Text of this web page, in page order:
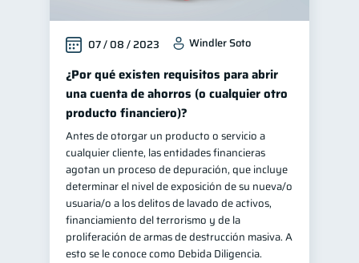
07 / 08 / 2023 Windler Soto
¿Por qué existen requisitos para abrir
una cuenta de ahorros (o cualquier otro
producto financiero)?
Antes de otorgar un producto o servicio a
cualquier cliente, las entidades financieras
agotan un proceso de depuración, que incluye
determinar el nivel de exposición de su nueva/o
usuaria/o a los delitos de lavado de activos,
financiamiento del terrorismo y de la
proliferación de armas de destrucción masiva. A
esto se le conoce como Debida Diligencia.